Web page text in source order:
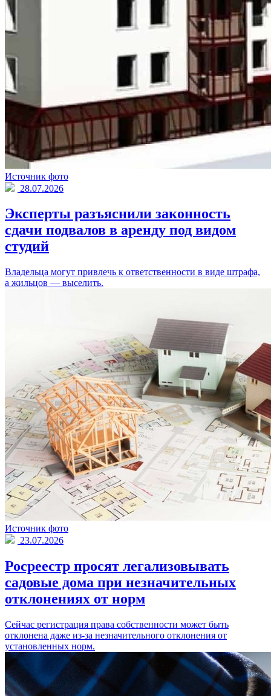
Источник фото
28.07.2026
Эксперты разъяснили законность
сдачи подвалов в аренду под видом
студий
Владельца могут привлечь к ответственности в виде штрафа,
а жильцов — выселить.
Источник фото
23.07.2026
Росреестр просят легализовывать
садовые дома при незначительных
отклонениях от норм
Сейчас регистрация права собственности может быть
отклонена даже из-за незначительного отклонения от
установленных норм.